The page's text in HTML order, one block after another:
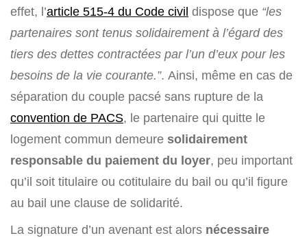
effet, l’article 515-4 du Code civil dispose que “les
partenaires sont tenus solidairement à l’égard des
tiers des dettes contractées par l’un d’eux pour les
besoins de la vie courante.”. Ainsi, même en cas de
séparation du couple pacsé sans rupture de la
convention de PACS, le partenaire qui quitte le
logement commun demeure solidairement
responsable du paiement du loyer, peu important
qu’il soit titulaire ou cotitulaire du bail ou qu’il figure
au bail une clause de solidarité.
La signature d’un avenant est alors nécessaire